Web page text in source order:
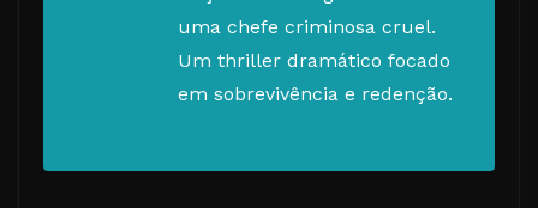
uma chefe criminosa cruel.
Um thriller dramático focado
em sobrevivência e redenção.